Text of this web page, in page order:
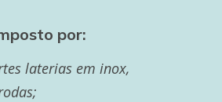
por:
laterias em inox,